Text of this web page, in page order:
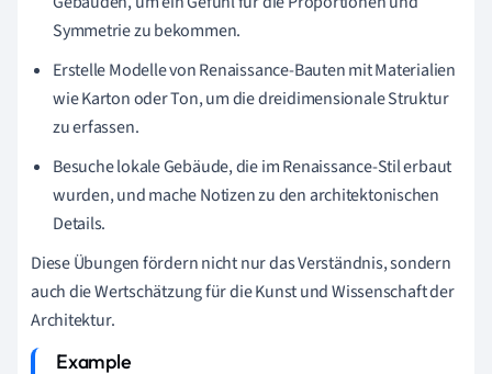
Symmetrie zu bekommen.
Erstelle Modelle von Renaissance-Bauten mit Materialien
wie Karton oder Ton, um die dreidimensionale Struktur
zu erfassen.
Besuche lokale Gebäude, die im Renaissance-Stil erbaut
wurden, und mache Notizen zu den architektonischen
Details.
Diese Übungen fördern nicht nur das Verständnis, sondern
auch die Wertschätzung für die Kunst und Wissenschaft der
Architektur.